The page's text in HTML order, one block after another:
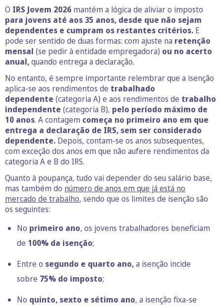
O IRS Jovem 2026 mantém a lógica de aliviar o imposto
para jovens até aos 35 anos, desde que não sejam
dependentes e cumpram os restantes critérios. E
pode ser sentido de duas formas: com ajuste na retenção
mensal (se pedir à entidade empregadora) ou no acerto
anual,quando entrega a declaração.
No entanto, é sempre importante relembrar que a isenção
aplica-se aos rendimentos de trabalhado
dependente (categoria A) e aos rendimentos de trabalho
independente (categoria B), pelo período máximo de
10 anos. A contagem começa no primeiro ano em que
entrega a declaração de IRS, sem ser considerado
dependente. Depois, contam-se os anos subsequentes,
com exceção dos anos em que não aufere rendimentos da
categoria A e B do IRS.
Quanto à poupança, tudo vai depender do seu salário base,
mas também do número de anos em que já está no
mercado de trabalho, sendo que os limites de isenção são
os seguintes:
No primeiro ano, os jovens trabalhadores beneficiam
de 100% da isenção;
Entre o segundo e quarto ano,a isenção incide
sobre 75% do imposto;
No quinto, sexto e sétimo ano, a isenção fixa-se